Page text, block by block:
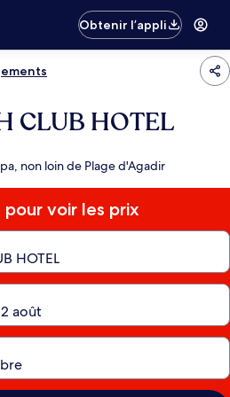
Obtenir l’appli
CLUB HOTEL
non loin de Plage d'Agadir
pour voir les prix